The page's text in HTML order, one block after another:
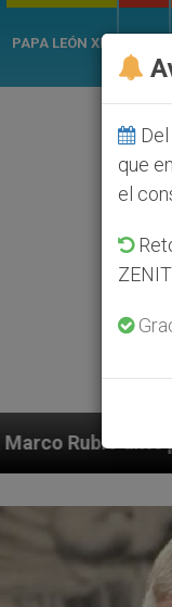
PAPA LEÓN XIV
de colonos
que
el